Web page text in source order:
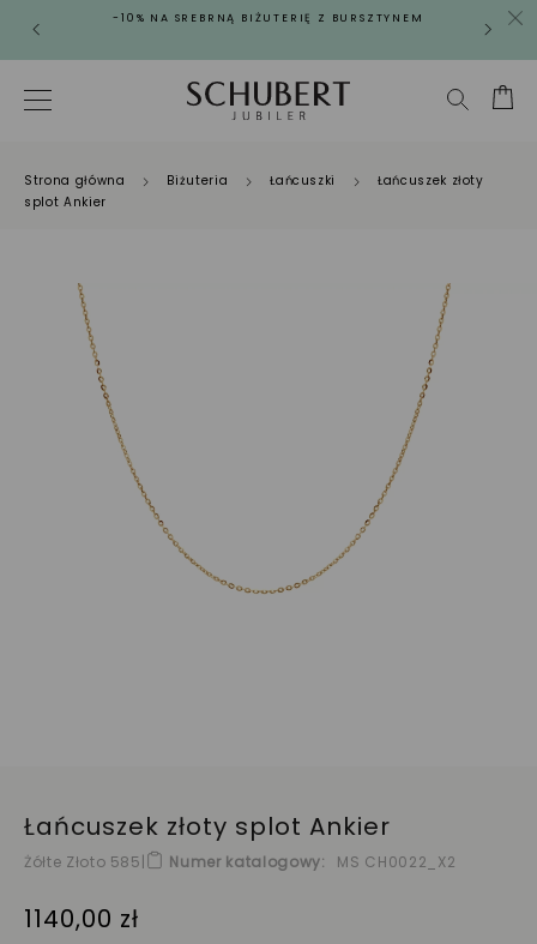
-10% NA SREBRNĄ BIŻUTERIĘ Z BURSZTYNEM
Strona główna Biżuteria Łańcuszki
Łańcuszek złoty
splot Ankier
Łańcuszek złoty splot Ankier
Żółte Złoto 585| Numer katalogowy MS CH0022_X2
1140,00 zł